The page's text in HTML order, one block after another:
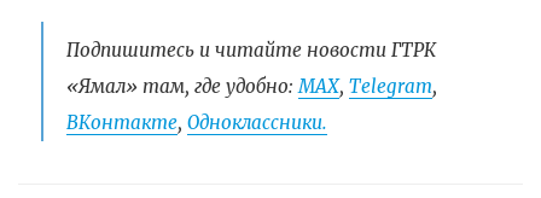
Подпишитесь и читайте новости ГТРК
«Ямал» там, где удобно:МАХ, Telegram,
ВКонтакте, Одноклассники.